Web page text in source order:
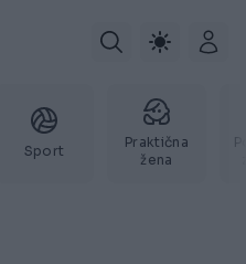
Sport
Praktična
žena